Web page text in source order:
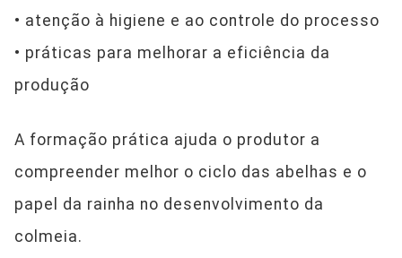
• atenção à higiene e ao controle do processo
• práticas para melhorar a eficiência da
produção
A formação prática ajuda o produtor a
compreender melhor o ciclo das abelhas e o
papel da rainha no desenvolvimento da
colmeia.